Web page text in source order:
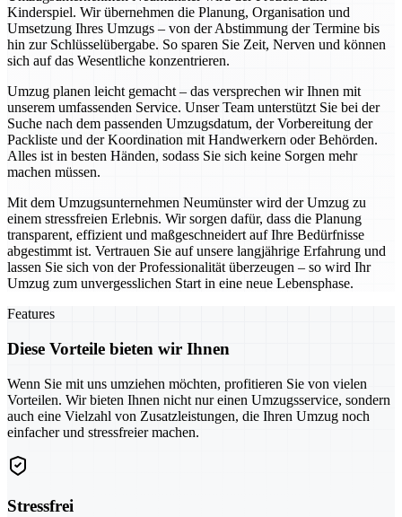
Kinderspiel. Wir übernehmen die Planung, Organisation und
Umsetzung Ihres Umzugs – von der Abstimmung der Termine bis
hin zur Schlüsselübergabe. So sparen Sie Zeit, Nerven und können
sich auf das Wesentliche konzentrieren.
Umzug planen leicht gemacht – das versprechen wir Ihnen mit
unserem umfassenden Service. Unser Team unterstützt Sie bei der
Suche nach dem passenden Umzugsdatum, der Vorbereitung der
Packliste und der Koordination mit Handwerkern oder Behörden.
Alles ist in besten Händen, sodass Sie sich keine Sorgen mehr
machen müssen.
Mit dem Umzugsunternehmen Neumünster wird der Umzug zu
einem stressfreien Erlebnis. Wir sorgen dafür, dass die Planung
transparent, effizient und maßgeschneidert auf Ihre Bedürfnisse
abgestimmt ist. Vertrauen Sie auf unsere langjährige Erfahrung und
lassen Sie sich von der Professionalität überzeugen – so wird Ihr
Umzug zum unvergesslichen Start in eine neue Lebensphase.
Features
Diese Vorteile bieten wir Ihnen
Wenn Sie mit uns umziehen möchten, profitieren Sie von vielen
Vorteilen. Wir bieten Ihnen nicht nur einen Umzugsservice, sondern
auch eine Vielzahl von Zusatzleistungen, die Ihren Umzug noch
einfacher und stressfreier machen.
Stressfrei